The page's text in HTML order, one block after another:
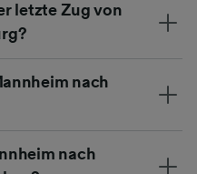
letzte Zug von
nach
nach